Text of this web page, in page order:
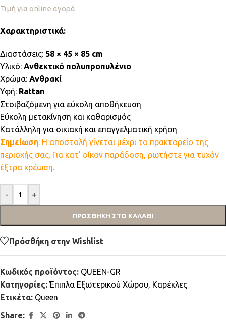
Τιμή για online αγορά
Χαρακτηριστικά:
Διαστάσεις: 58 × 45 × 85 cm
Υλικό: Ανθεκτικό πολυπροπυλένιο
Χρώμα: Ανθρακί
Υφή: Rattan
Στοιβαζόμενη για εύκολη αποθήκευση
Εύκολη μετακίνηση και καθαρισμός
Κατάλληλη για οικιακή και επαγγελματική χρήση
Σημείωση: Η αποστολή γίνεται μέχρι το πρακτορείο της
περιοχής σας. Για κατ’ οίκον παράδοση, ρωτήστε για τυχόν
έξτρα χρέωση.
- +
ΠΡΟΣΘΉΚΗ ΣΤΟ ΚΑΛΆΘΙ
Πρόσθήκη στην Wishlist
Κωδικός προϊόντος: QUEEN-GR
Κατηγορίες: Έπιπλα Εξωτερικού Χώρου, Καρέκλες
Ετικέτα: Queen
Share: